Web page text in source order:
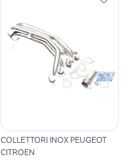
COLLETTORI INOX PEUGEOT
CITROEN